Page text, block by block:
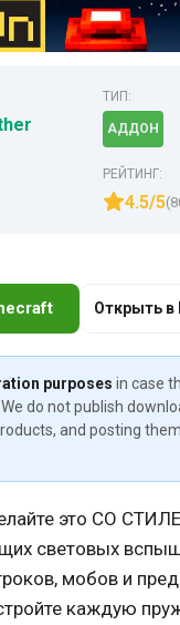
ТИП:
АДДОН
РЕЙТИНГ:
4.5/5
Открыть в
purposes in case
do not publish
and posting
это СО
световых
мобов и
каждую